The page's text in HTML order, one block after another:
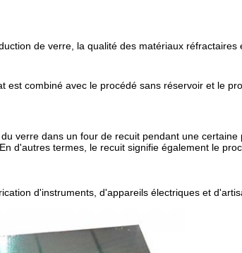
de verre, la qualité des matériaux réfractaires
est combiné avec le procédé sans réservoir et le
verre dans un four de recuit pendant une
d'autres termes, le recuit signifie également le
d'instruments, d'appareils électriques et